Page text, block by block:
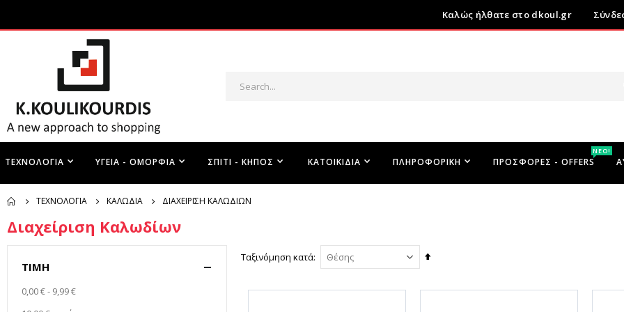
Καλώς ήλθατε στο dkoul.gr
ΚΑΤΟΙΚΊΔΙΑ
ΤΕΧΝΟΛΟΓΊΑ ΥΓΕΊΑ - ΟΜΟΡΦΙΆ ΠΛΗΡΟΦΟΡΙΚΉ
ΣΠΊΤΙ - ΚΉΠΟΣ ΠΡΟΣΦΟΡΕΣ - OFFERS
ΝΕΟ!
ΤΕΧΝΟΛΟΓΊΑ ΚΑΛΏΔΙΑ ΔΙΑΧΕΊΡΙΣΗ ΚΑΛΩΔΊΩΝ
Διαχείριση Καλωδίων
Ταξινόμηση κατά
Φθίνουσα
ΤΙΜΉ
0,00 €- 9,99 €